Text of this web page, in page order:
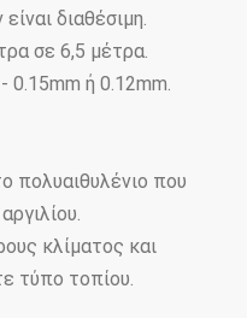
διαθέσιμη.
σε 6,5 μέτρα.
0.15mm ή 0.12mm.
πολυαιθυλένιο που
κλίματος και
τύπο τοπίου.